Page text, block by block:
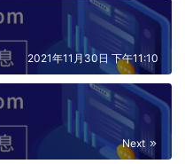
2021年11月30日 下午11:10
Next